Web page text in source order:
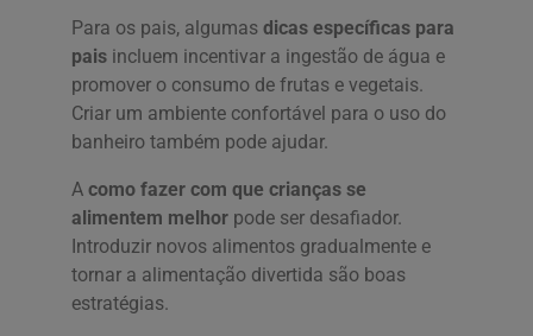
Para os pais, algumas dicas específicas para
pais incluem incentivar a ingestão de água e
promover o consumo de frutas e vegetais.
Criar um ambiente confortável para o uso do
banheiro também pode ajudar.
A como fazer com que crianças se
alimentem melhor pode ser desafiador.
Introduzir novos alimentos gradualmente e
tornar a alimentação divertida são boas
estratégias.